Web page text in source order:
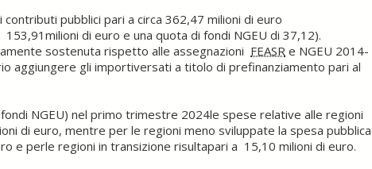
pubblici pari a circa 362,47 milioni di euro
di euro e una quota di fondi NGEU di 37,12).
sostenuta rispetto alle assegnazioni FEASR e NGEU 2014-
aggiungere gli importiversati a titolo di prefinanziamento pari al
NGEU) nel primo trimestre 2024le spese relative alle regioni
di euro, mentre per le regioni meno sviluppate la spesa pubblica
e perle regioni in transizione risultapari a 15,10 milioni di euro.